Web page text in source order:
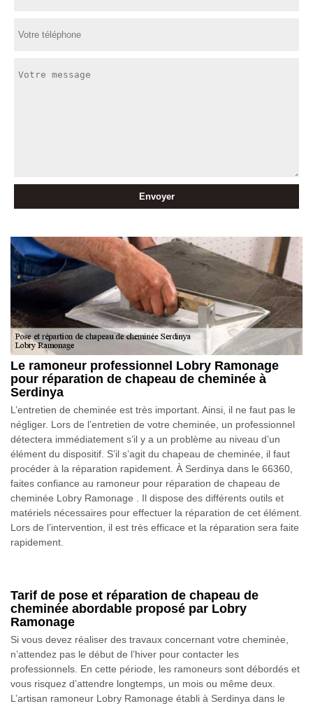
Le ramoneur professionnel Lobry Ramonage
pour réparation de chapeau de cheminée à
Serdinya
L’entretien de cheminée est très important. Ainsi, il ne faut pas le
négliger. Lors de l’entretien de votre cheminée, un professionnel
détectera immédiatement s’il y a un problème au niveau d’un
élément du dispositif. S’il s’agit du chapeau de cheminée, il faut
procéder à la réparation rapidement. À Serdinya dans le 66360,
faites confiance au ramoneur pour réparation de chapeau de
cheminée Lobry Ramonage . Il dispose des différents outils et
matériels nécessaires pour effectuer la réparation de cet élément.
Lors de l’intervention, il est très efficace et la réparation sera faite
rapidement.
Tarif de pose et réparation de chapeau de
cheminée abordable proposé par Lobry
Ramonage
Si vous devez réaliser des travaux concernant votre cheminée,
n’attendez pas le début de l’hiver pour contacter les
professionnels. En cette période, les ramoneurs sont débordés et
vous risquez d’attendre longtemps, un mois ou même deux.
L’artisan ramoneur Lobry Ramonage établi à Serdinya dans le